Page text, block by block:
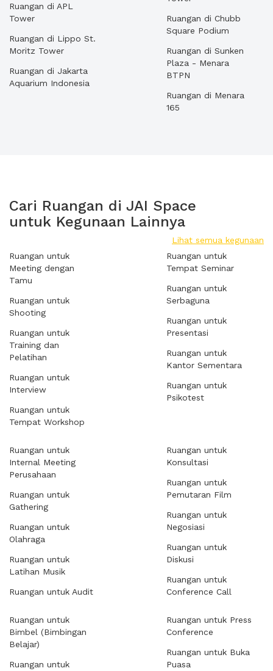
Ruangan di APL
Tower
Ruangan di Lippo St.
Moritz Tower
Ruangan di Jakarta
Aquarium Indonesia
Ruangan di Chubb
Square Podium
Ruangan di Sunken
Plaza - Menara
BTPN
Ruangan di Menara
165
Cari Ruangan di JAI Space
untuk Kegunaan Lainnya
Lihat semua kegunaan
Ruangan untuk
Meeting dengan
Tamu
Ruangan untuk
Shooting
Ruangan untuk
Training dan
Pelatihan
Ruangan untuk
Interview
Ruangan untuk
Tempat Workshop
Ruangan untuk
Tempat Seminar
Ruangan untuk
Serbaguna
Ruangan untuk
Presentasi
Ruangan untuk
Kantor Sementara
Ruangan untuk
Psikotest
Ruangan untuk
Internal Meeting
Perusahaan
Ruangan untuk
Gathering
Ruangan untuk
Olahraga
Ruangan untuk
Latihan Musik
Ruangan untuk Audit
Ruangan untuk
Konsultasi
Ruangan untuk
Pemutaran Film
Ruangan untuk
Negosiasi
Ruangan untuk
Diskusi
Ruangan untuk
Conference Call
Ruangan untuk
Bimbel (Bimbingan
Belajar)
Ruangan untuk
Ruangan untuk Press
Conference
Ruangan untuk Buka
Puasa